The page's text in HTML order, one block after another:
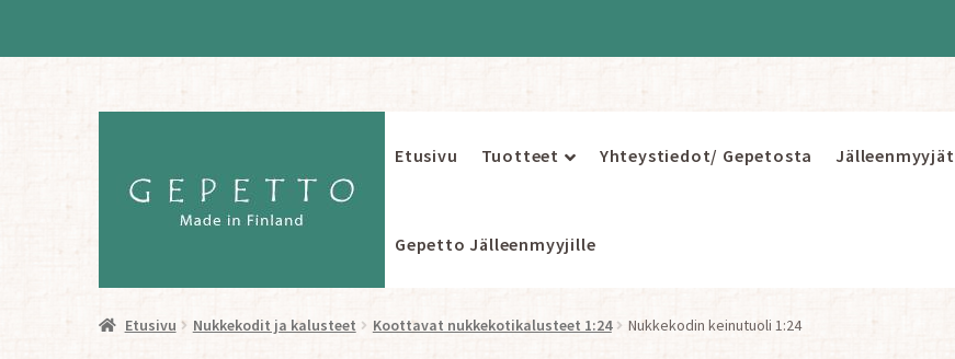
Siirry
Siirry
Etusivu Tuotteet Yhteystiedot/ Gepetosta
Gepetto Jälleenmyyjille
Etusivu Nukkekodit ja kalusteet Koottavat nukkekotikalusteet 1:24 Nukkekodin keinutuoli 1:24